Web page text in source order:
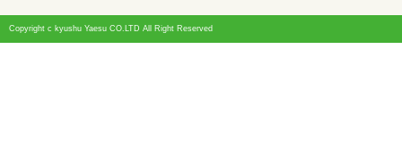
Copyright c kyushu Yaesu CO.LTD All Right Reserved